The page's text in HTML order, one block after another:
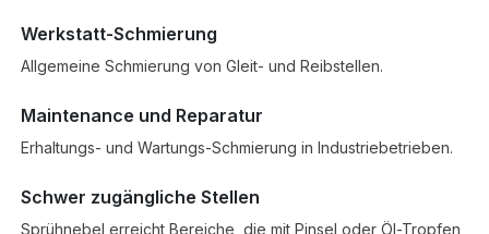
Werkstatt-Schmierung
Allgemeine Schmierung von Gleit- und Reibstellen.
Maintenance und Reparatur
Erhaltungs- und Wartungs-Schmierung in Industriebetrieben.
Schwer zugängliche Stellen
Sprühnebel erreicht Bereiche, die mit Pinsel oder Öl-Tropfen